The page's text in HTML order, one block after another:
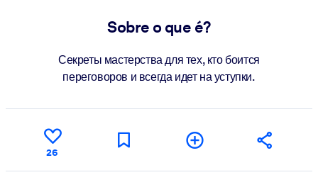
Sobre o que é?
Секреты мастерства для тех, кто боится
переговоров и всегда идет на уступки.
26